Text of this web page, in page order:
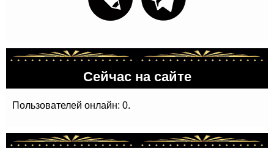
Сейчас на сайте
Пользователей онлайн: 0.